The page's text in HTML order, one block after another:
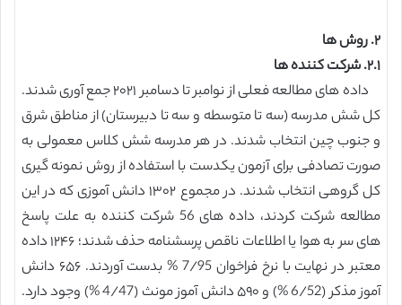
۲. روش ها
۲.۱. شرکت کننده ها
داده های مطالعه فعلی از نوامبر تا دسامبر ۲۰۲۱ جمع آوری شدند.
کل شش مدرسه (سه تا متوسطه و سه تا دبیرستان) از مناطق شرق
و جنوب چین انتخاب شدند. در هر مدرسه شش کلاس معمولی به
صورت تصادفی برای آزمون یکدست با استفاده از روش نمونه گیری
کل گروهی انتخاب شدند. در مجموع ۱۳۰۲ دانش آموزی که در این
مطالعه شرکت کردند، داده های 56 شرکت کننده به علت پاسخ
های سر به هوا یا اطلاعات ناقص پرسشنامه حذف شدند؛ ۱۲۴۶ داده
معتبر در نهایت با نرخ فراخوان 7/95 % بدست آوردند. ۶۵۶ دانش
آموز مذکر (6/52 %) و ۵۹۰ دانش آموز مونث (4/47 %) وجود دارد.